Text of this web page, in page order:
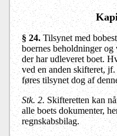
§ 24.Tilsynet med
boernes beholdninger
der har udleveret boet.
ved en anden skifteret, jf.
føres tilsynet dog af
Stk. 2. Skifteretten kan
alle boets dokumenter,
regnskabsbilag.